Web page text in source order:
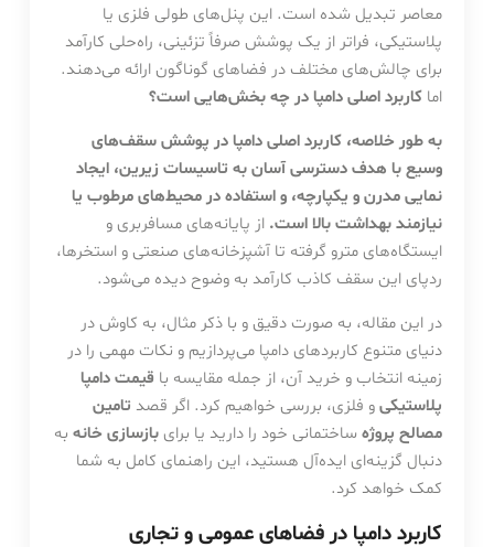
معاصر تبدیل شده است. این پنل‌های طولی فلزی یا
پلاستیکی، فراتر از یک پوشش صرفاً تزئینی، راه‌حلی کارآمد
برای چالش‌های مختلف در فضاهای گوناگون ارائه می‌دهند.
اما کاربرد اصلی دامپا در چه بخش‌هایی است؟
به طور خلاصه، کاربرد اصلی دامپا در پوشش سقف‌های
وسیع با هدف دسترسی آسان به تاسیسات زیرین، ایجاد
نمایی مدرن و یکپارچه، و استفاده در محیط‌های مرطوب یا
نیازمند بهداشت بالا است. از پایانه‌های مسافربری و
ایستگاه‌های مترو گرفته تا آشپزخانه‌های صنعتی و استخرها،
ردپای این سقف کاذب کارآمد به وضوح دیده می‌شود.
در این مقاله، به صورت دقیق و با ذکر مثال، به کاوش در
دنیای متنوع کاربردهای دامپا می‌پردازیم و نکات مهمی را در
زمینه انتخاب و خرید آن، از جمله مقایسه با قیمت دامپا
پلاستیکیو فلزی، بررسی خواهیم کرد. اگر قصد تامین
مصالح پروژهساختمانی خود را دارید یا برای بازسازی خانهبه
دنبال گزینه‌ای ایده‌آل هستید، این راهنمای کامل به شما
کمک خواهد کرد.
کاربرد دامپا در فضاهای عمومی و تجاری